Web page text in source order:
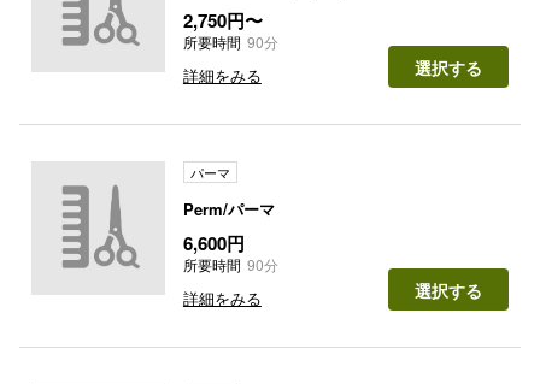
2,750円〜
所要時間 90分
詳細をみる 選択する
パーマ
Perm/パーマ
6,600円
所要時間 90分
詳細をみる 選択する